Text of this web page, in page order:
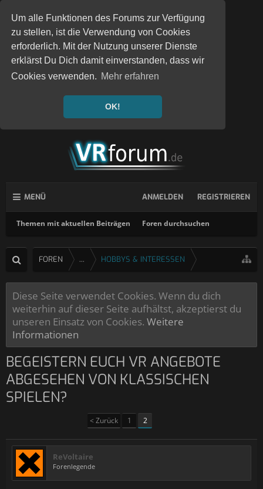
Um alle Funktionen des Forums zur Verfügung
zu stellen, ist die Verwendung von Cookies
erforderlich. Mit der Nutzung unserer Dienste
erklärst Du Dich damit einverstanden, dass wir
Cookies verwenden. Mehr erfahren
OK!
MENÜ
Themen mit aktuellen Beiträgen Foren durchsuchen
ANMELDEN REGISTRIEREN
FOREN ... HOBBYS & INTERESSEN
Diese Seite verwendet Cookies. Wenn du dich
weiterhin auf dieser Seite aufhältst, akzeptierst du
unseren Einsatz von Cookies. Weitere
Informationen
BEGEISTERN EUCH VR ANGEBOTE
ABGESEHEN VON KLASSISCHEN
SPIELEN?
< Zurück 1 2
ReVoltaire
Forenlegende